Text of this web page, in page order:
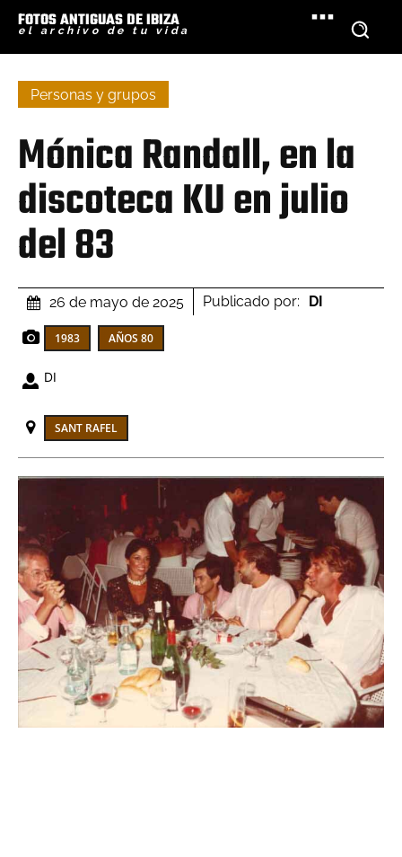
FOTOS ANTIGUAS DE IBIZA
el archivo de tu vida
Personas y grupos
Mónica Randall, en la
discoteca KU en julio
del 83
26 de mayo de 2025 Publicado por: DI
1983 AÑOS 80
DI
SANT RAFEL